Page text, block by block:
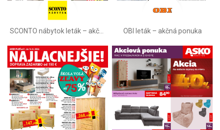
SCONTO nábytok leták – akčná ponuka OBI leták –⁠ akčná ponuka